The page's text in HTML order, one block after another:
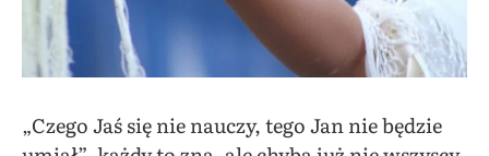
„Czego Jaś się nie nauczy, tego Jan nie będzie